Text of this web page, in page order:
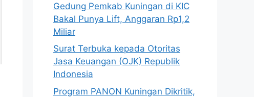
Gedung Pemkab Kuningan di KIC
Bakal Punya Lift, Anggaran Rp1,2
Miliar
Surat Terbuka kepada Otoritas
Jasa Keuangan (OJK) Republik
Indonesia
Program PANON Kuningan Dikritik,